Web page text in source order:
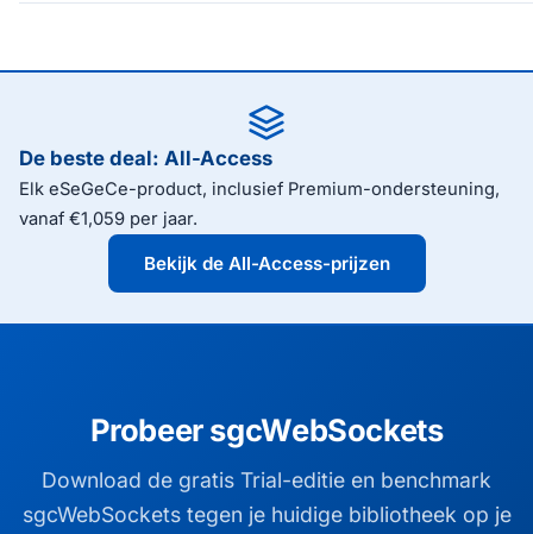
De beste deal: All-Access
Elk eSeGeCe-product, inclusief Premium-ondersteuning,
vanaf €1,059 per jaar.
Bekijk de All-Access-prijzen
Probeer sgcWebSockets
Download de gratis Trial-editie en benchmark
sgcWebSockets tegen je huidige bibliotheek op je